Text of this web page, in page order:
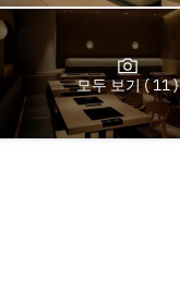
모두 보기 ( 11 )